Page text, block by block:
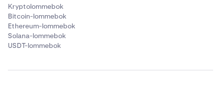
Kryptolommebok
Bitcoin-lommebok
Ethereum-lommebok
Solana-lommebok
USDT-lommebok